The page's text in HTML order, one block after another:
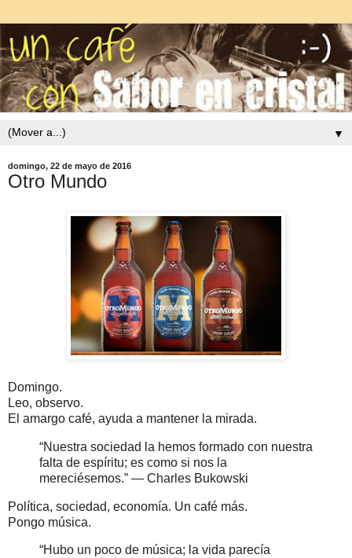
▼
domingo, 22 de mayo de 2016
Otro Mundo
Domingo.
Leo, observo.
El amargo café, ayuda a mantener la mirada.
“Nuestra sociedad la hemos formado con nuestra
falta de espíritu; es como si nos la
mereciésemos.” ― Charles Bukowski
Política, sociedad, economía. Un café más.
Pongo música.
“Hubo un poco de música; la vida parecía